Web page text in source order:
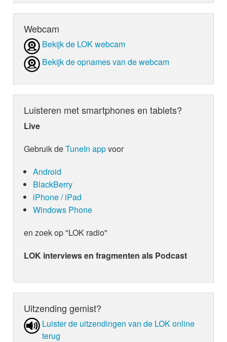
Webcam
Bekijk de LOK webcam
Bekijk de opnames van de webcam
Luisteren met smartphones en tablets?
Live
Gebruik deTuneIn appvoor
Android
BlackBerry
iPhone / iPad
Windows Phone
en zoek op "LOK radio"
LOK interviews en fragmenten als Podcast
Uitzending gemist?
Luister de uit­zen­din­gen van de LOK online
terug